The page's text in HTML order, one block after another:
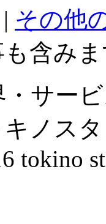
| その他
含み
サー
ノス
tokino